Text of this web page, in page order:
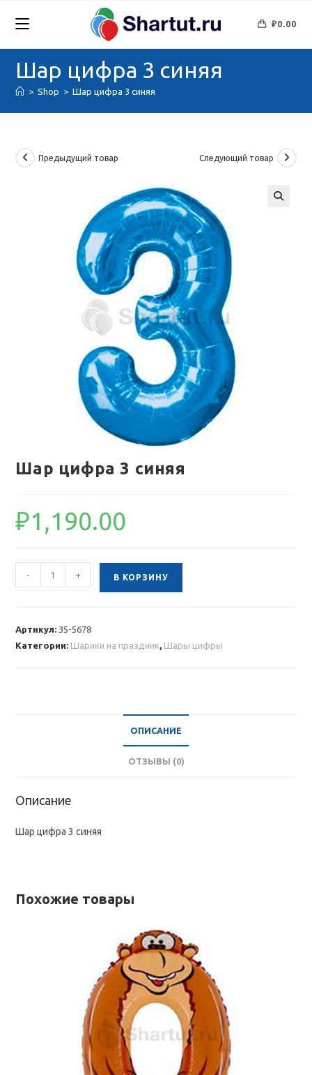
₽0.00
Шар цифра 3 синяя
> Shop > Шар цифра 3 синяя
Предыдущий товар Следующий товар
Шар цифра 3 синяя
₽1,190.00
Количество
товара
- + В КОРЗИНУ
Артикул: 35-5678
Категории: Шарики на праздник, Шары цифры
ОПИСАНИЕ
ОТЗЫВЫ (0)
Описание
Шар цифра 3 синяя
Похожие товары